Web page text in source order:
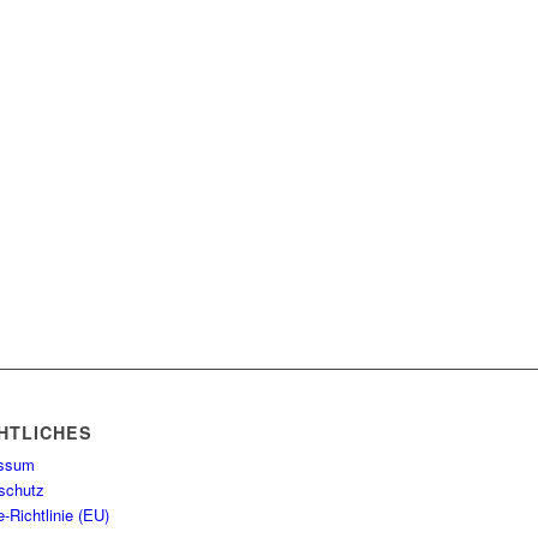
Richtlinie (EU)